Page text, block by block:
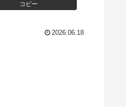
コピー
2026.06.18